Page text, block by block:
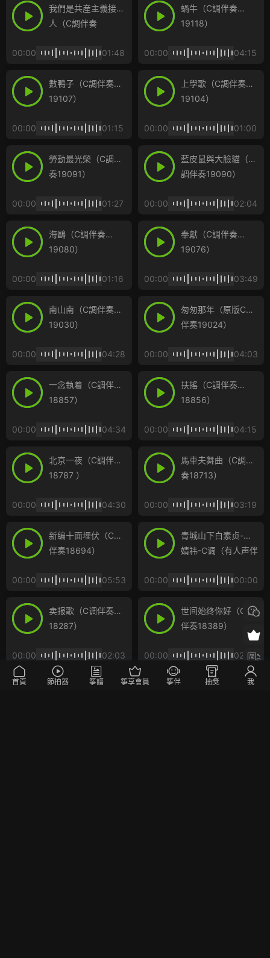
我們是共産主義接班
人（C調伴奏
00:00
01:48
蝸牛（C調伴奏
19118）
00:00 04:15
數鴨子（C調伴奏
19107）
00:00 01:15
上學歌（C調伴奏
19104）
00:00 01:00
勞動最光榮（C調伴
奏19091）
00:00 01:27
藍皮鼠與大臉貓（C
調伴奏19090）
00:00 02:04
海鷗（C調伴奏
19080）
00:00 01:16
奉獻（C調伴奏
19076）
00:00 03:49
南山南（C調伴奏
19030）
00:00 04:28
匆匆那年（原版C調
伴奏19024）
00:00 04:03
一念執着（C調伴奏
18857）
00:00 04:34
扶搖（C調伴奏
18856）
00:00 04:15
北京一夜（C調伴奏
18787 ）
00:00 04:30
馬車夫舞曲（C調伴
奏18713）
00:00 03:19
新编十面埋伏（C调
伴奏18694）
00:00 05:53
青城山下白素贞-鞠
婧祎-C调（有人声伴
00:00
00:00
卖报歌（C调伴奏
18287）
00:00 02:03
世间始终你好（C调
伴奏18389）
00:00 02:36
浮年盏（C调伴奏
半壶纱（伴奏
首頁 節拍器 筝譜 筝享會員 筝伴 抽獎 我